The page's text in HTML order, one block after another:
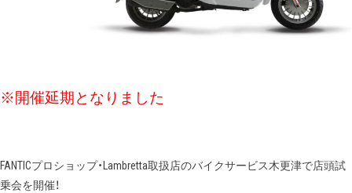
※開催延期となりました
FANTICプロショップ・Lambretta取扱店のバイクサービス木更津で店頭試
乗会を開催！